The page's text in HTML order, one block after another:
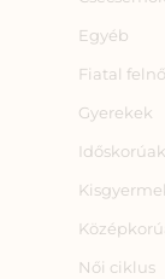
Egyéb
Fiatal
Gyerekek
Időskorúak
Női ciklus